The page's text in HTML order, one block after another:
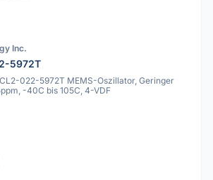
Inc.
5972T
022-5972T MEMS-Oszillator, Geringer
-40C bis 105C, 4-VDF